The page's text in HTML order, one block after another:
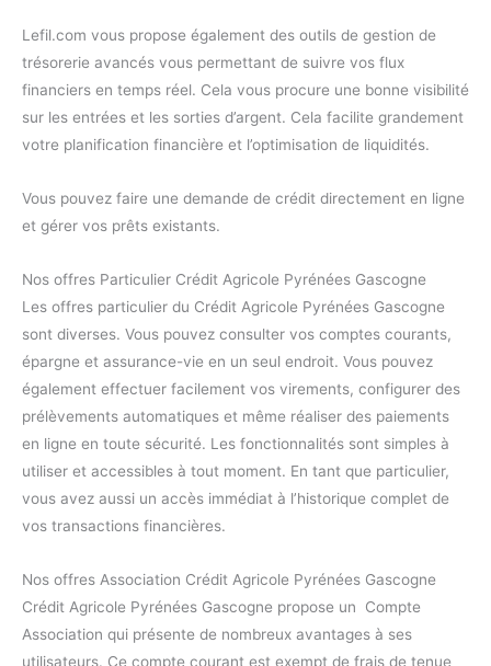
Lefil.com vous propose également des outils de gestion de
trésorerie avancés vous permettant de suivre vos flux
financiers en temps réel. Cela vous procure une bonne visibilité
sur les entrées et les sorties d’argent. Cela facilite grandement
votre planification financière et l’optimisation de liquidités.
Vous pouvez faire une demande de crédit directement en ligne
et gérer vos prêts existants.
Nos offres Particulier Crédit Agricole Pyrénées Gascogne
Les offres particulier du Crédit Agricole Pyrénées Gascogne
sont diverses. Vous pouvez consulter vos comptes courants,
épargne et assurance-vie en un seul endroit. Vous pouvez
également effectuer facilement vos virements, configurer des
prélèvements automatiques et même réaliser des paiements
en ligne en toute sécurité. Les fonctionnalités sont simples à
utiliser et accessibles à tout moment. En tant que particulier,
vous avez aussi un accès immédiat à l’historique complet de
vos transactions financières.
Nos offres Association Crédit Agricole Pyrénées Gascogne
Crédit Agricole Pyrénées Gascogne propose un Compte
Association qui présente de nombreux avantages à ses
utilisateurs. Ce compte courant est exempt de frais de tenue